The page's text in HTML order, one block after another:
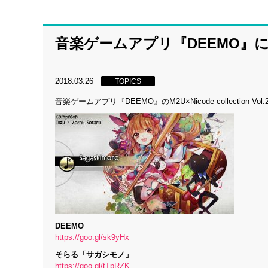
音楽ゲームアプリ『DEEMO』
2018.03.26 TOPICS
音楽ゲームアプリ『DEEMO』のM2U×Nicode collection
DEEMO
https://goo.gl/sk9yHx
そらる「サガシモノ」
https://goo.gl/tTpRZK